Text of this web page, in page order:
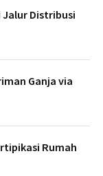
Jalur Distribusi
Ganja via
Rumah